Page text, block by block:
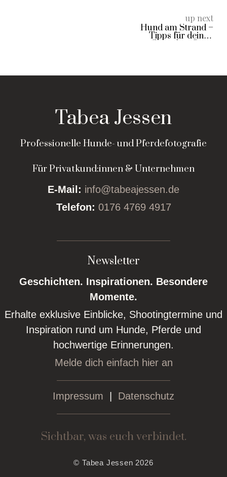
up next
Hund am Strand –
Tipps für deinen
Tabea Jessen
Professionelle Hunde- und Pferdefotografie
Für Privatkund:innen & Unternehmen
E-Mail: info@tabeajessen.de
Telefon: 0176 4769 4917
Newsletter
Geschichten. Inspirationen. Besondere
Momente.
Erhalte exklusive Einblicke, Shootingtermine und
Inspiration rund um Hunde, Pferde und
hochwertige Erinnerungen.
Melde dich einfach hier an
Impressum Datenschutz
Sichtbar, was euch verbindet.
© Tabea Jessen 2026